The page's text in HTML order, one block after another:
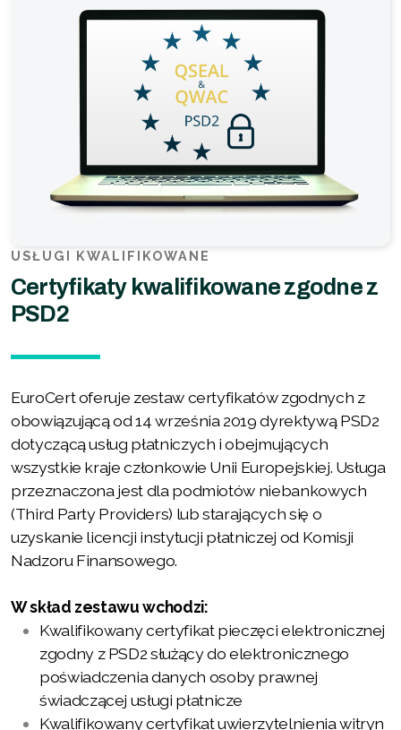
USŁUGI KWALIFIKOWANE
Certyfikaty kwalifikowane zgodne z
PSD2
EuroCert oferuje zestaw certyfikatów zgodnych z
obowiązującą od 14 września 2019 dyrektywą PSD2
dotyczącą usług płatniczych i obejmujących
wszystkie kraje członkowie Unii Europejskiej. Usługa
przeznaczona jest dla podmiotów niebankowych
(Third Party Providers) lub starających się o
uzyskanie licencji instytucji płatniczej od Komisji
Nadzoru Finansowego.
W skład zestawu wchodzi:
Kwalifikowany certyfikat pieczęci elektronicznej
zgodny z PSD2 służący do elektronicznego
poświadczenia danych osoby prawnej
świadczącej usługi płatnicze
Kwalifikowany certyfikat uwierzytelnienia witryn